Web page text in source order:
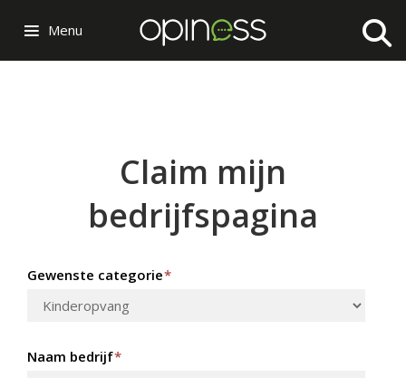
Menu
Claim mijn
bedrijfspagina
Gewenste categorie*
Naam bedrijf*